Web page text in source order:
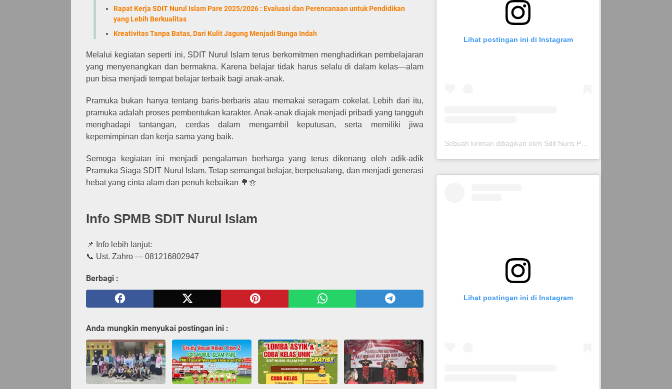
Rapat Kerja SDIT Nurul Islam Pare 2025/2026 : Evaluasi dan Perencanaan untuk Pendidikan
yang Lebih Berkualitas
Kreativitas Tanpa Batas, Dari Kulit Jagung Menjadi Bunga Indah
Melalui kegiatan seperti ini, SDIT Nurul Islam terus berkomitmen menghadirkan pembelajaran
yang menyenangkan dan bermakna. Karena belajar tidak harus selalu di dalam kelas—alam
pun bisa menjadi tempat belajar terbaik bagi anak-anak.
Pramuka bukan hanya tentang baris-berbaris atau memakai seragam cokelat. Lebih dari itu,
pramuka adalah proses pembentukan karakter. Anak-anak diajak menjadi pribadi yang tangguh
menghadapi tantangan, cerdas dalam mengambil keputusan, serta memiliki jiwa
kepemimpinan dan kerja sama yang baik.
Semoga kegiatan ini menjadi pengalaman berharga yang terus dikenang oleh adik-adik
Pramuka Siaga SDIT Nurul Islam. Tetap semangat belajar, berpetualang, dan menjadi generasi
hebat yang cinta alam dan penuh kebaikan 🌳🌞
Info SPMB SDIT Nurul Islam
📌 Info lebih lanjut:
📞 Ust. Zahro — 081216802947
Berbagi :
Anda mungkin menyukai postingan ini :
Lihat postingan ini di Instagram
Lihat postingan ini di Instagram